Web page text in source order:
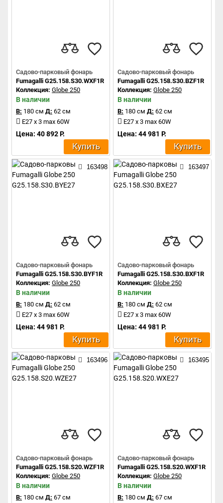
Садово-парковый фонарь
Fumagalli G25.158.S30.WXF1R
Коллекция: Globe 250
В наличии
В: 180 см Д: 62 см
E27 x 3 max 60W
Цена: 40 892 Р.
Купить
Садово-парковый фонарь
Fumagalli G25.158.S30.BZF1R
Коллекция: Globe 250
В наличии
В: 180 см Д: 62 см
E27 x 3 max 60W
Цена: 44 981 Р.
Купить
163498
Садово-парковый фонарь
Fumagalli G25.158.S30.BYF1R
Коллекция: Globe 250
В наличии
В: 180 см Д: 62 см
E27 x 3 max 60W
Цена: 44 981 Р.
Купить
163497
Садово-парковый фонарь
Fumagalli G25.158.S30.BXF1R
Коллекция: Globe 250
В наличии
В: 180 см Д: 62 см
E27 x 3 max 60W
Цена: 44 981 Р.
Купить
163496
Садово-парковый фонарь
Fumagalli G25.158.S20.WZF1R
Коллекция: Globe 250
В наличии
В: 180 см Д: 67 см
163495
Садово-парковый фонарь
Fumagalli G25.158.S20.WXF1R
Коллекция: Globe 250
В наличии
В: 180 см Д: 67 см